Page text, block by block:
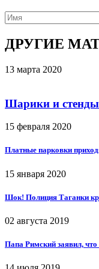
ДРУГИЕ
13 марта 2020
Шарики и
15 февраля 2020
Платные парковки
15 января 2020
Шок! Полиция Таганки
02 августа 2019
Папа Римский заявил,